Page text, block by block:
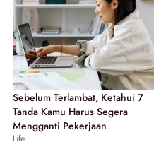
Sebelum Terlambat, Ketahui 7
Tanda Kamu Harus Segera
Mengganti Pekerjaan
Life